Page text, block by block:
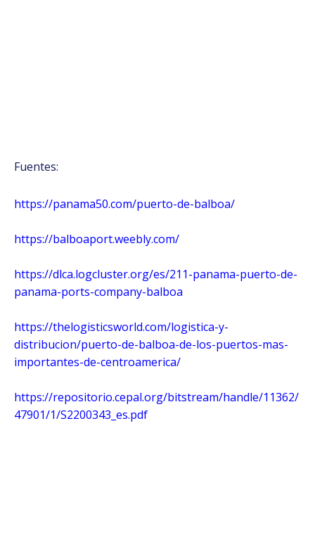
Fuentes:
https://panama50.com/puerto-de-balboa/
https://balboaport.weebly.com/
https://dlca.logcluster.org/es/211-panama-puerto-de-
panama-ports-company-balboa
https://thelogisticsworld.com/logistica-y-
distribucion/puerto-de-balboa-de-los-puertos-mas-
importantes-de-centroamerica/
https://repositorio.cepal.org/bitstream/handle/11362/
47901/1/S2200343_es.pdf